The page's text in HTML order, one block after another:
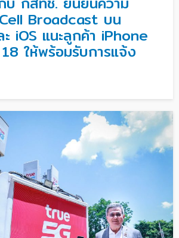
Broadcast บน
iOS แนะลูกค้า iPhone
ให้พร้อมรับการแจ้ง